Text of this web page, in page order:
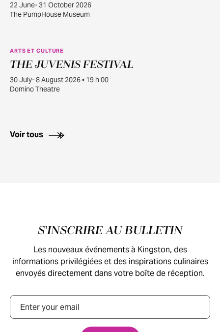
22 June- 31 October 2026
The PumpHouse Museum
JUILL.
30
ARTS ET CULTURE
THE JUVENIS FESTIVAL
30 July- 8 August 2026 • 19 h 00
Domino Theatre
Voir tous
Pied de pageS’INSCRIRE AU BULLETIN
Les nouveaux événements à Kingston, des
informations privilégiées et des inspirations culinaires
envoyés directement dans votre boîte de réception.
Courriel